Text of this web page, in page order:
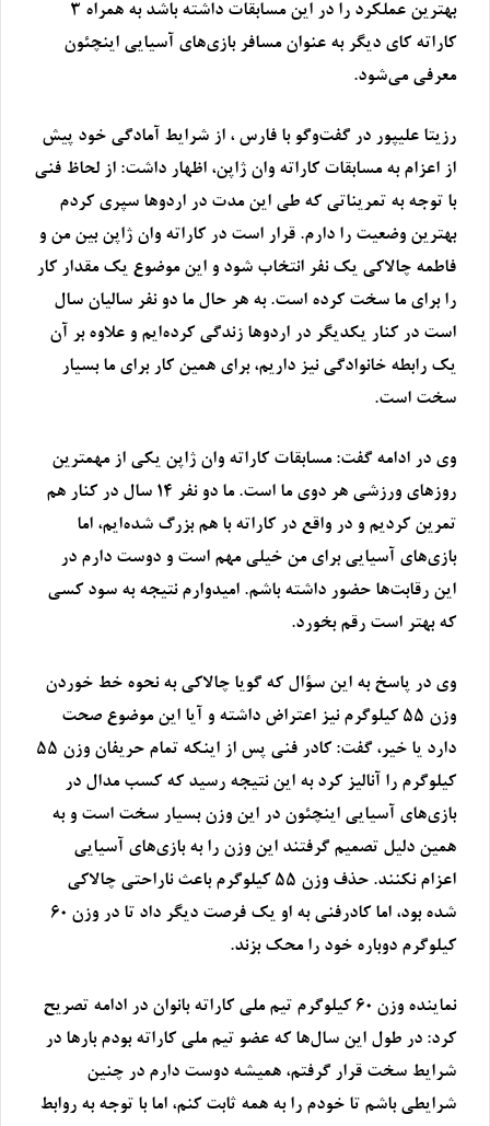
بهترین عملکرد را در این مسابقات داشته باشد به همراه ۳
کاراته کای دیگر به عنوان مسافر بازی‌های آسیایی اینچئون
معرفی می‌شود.
رزیتا علیپور در گفت‌وگو با فارس ، از شرایط آمادگی خود پیش
از اعزام به مسابقات کاراته وان ژاپن، اظهار داشت: از لحاظ فنی
با توجه به تمریناتی که طی این مدت در اردوها سپری کردم
بهترین وضعیت را دارم. قرار است در کاراته وان ژاپن بین من و
فاطمه چالاکی یک نفر انتخاب شود و این موضوع یک مقدار کار
را برای ما سخت کرده است. به هر حال ما دو نفر سالیان سال
است در کنار یکدیگر در اردوها زندگی کرده‌ایم و علاوه بر آن
یک رابطه خانوادگی نیز داریم، برای همین کار برای ما بسیار
سخت است.
وی در ادامه گفت: مسابقات کاراته وان ژاپن یکی از مهمترین
روزهای ورزشی هر دوی ما است. ما دو نفر ۱۴ سال در کنار هم
تمرین کردیم و در واقع در کاراته با هم بزرگ شده‌ایم، اما
بازی‌های آسیایی برای من خیلی مهم است و دوست دارم در
این رقابت‌ها حضور داشته باشم. امیدوارم نتیجه به سود کسی
که بهتر است رقم بخورد.
وی در پاسخ به این سؤال که گویا چالاکی به نحوه خط خوردن
وزن ۵۵ کیلوگرم نیز اعتراض داشته و آیا این موضوع صحت
دارد یا خیر، گفت: کادر فنی پس از اینکه تمام حریفان وزن ۵۵
کیلوگرم را آنالیز کرد به این نتیجه رسید که کسب مدال در
بازی‌های آسیایی اینچئون در این وزن بسیار سخت است و به
همین دلیل تصمیم گرفتند این وزن را به بازی‌های آسیایی
اعزام نکنند. حذف وزن ۵۵ کیلوگرم باعث ناراحتی چالاکی
شده بود، اما کادرفنی به او یک فرصت دیگر داد تا در وزن ۶۰
کیلوگرم دوباره خود را محک بزند.
نماینده وزن ۶۰ کیلوگرم تیم‌ ملی کاراته بانوان در ادامه تصریح
کرد: در طول این سال‌ها که عضو تیم ملی کاراته بودم بارها در
شرایط سخت قرار گرفتم، همیشه دوست دارم در چنین
شرایطی باشم تا خودم را به همه ثابت کنم، اما با توجه به روابط